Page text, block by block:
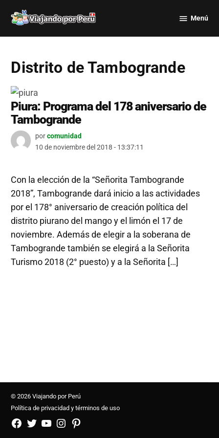
por Perú
Menú
Distrito de Tambogrande
Piura: Programa del 178 aniversario de
Tambogrande
porcomunidad
10 de noviembre del 2018 - 13:37:11
Con la elección de la “Señorita Tambogrande
2018”, Tambogrande dará inicio a las actividades
por el 178° aniversario de creación política del
distrito piurano del mango y el limón el 17 de
noviembre. Además de elegir a la soberana de
Tambogrande también se elegirá a la Señorita
Turismo 2018 (2° puesto) y a la Señorita […]
© 2026 Viajando por Perú
Política de privacidad y términos de uso
FB
TW YouTubeInstagramPinterest